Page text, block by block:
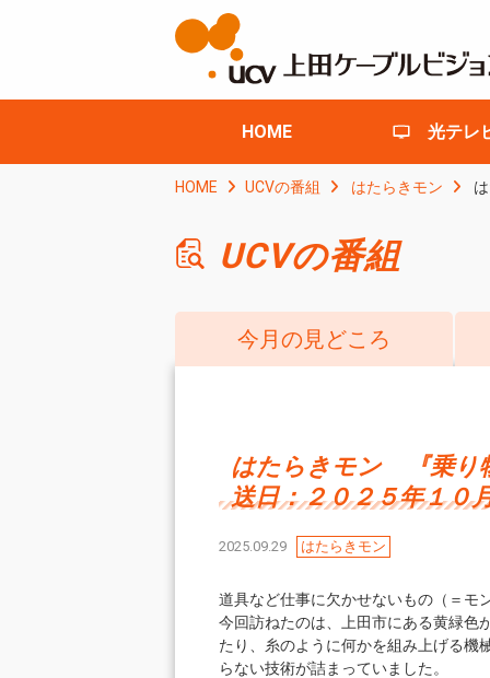
HOME 光テレ
HOME UCVの番組 はたらきモン
UCVの番組
今月の見どころ
はたらきモン 『乗り
送日：２０２５年１０
2025.09.29 はたらきモン
道具など仕事に欠かせないもの（＝モ
今回訪ねたのは、上田市にある黄緑色
たり、糸のように何かを組み上げる
らない技術が詰まっていました。